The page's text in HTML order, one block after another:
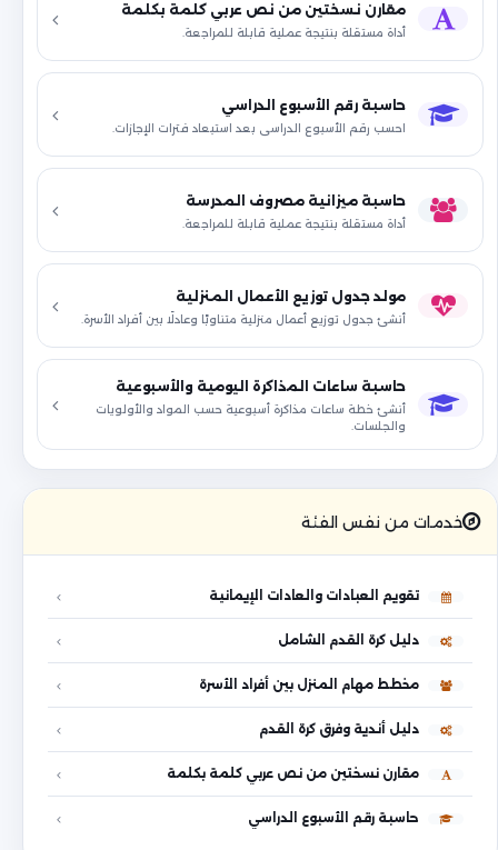
مقارن نسختين من نص عربي كلمة بكلمة
أداة مستقلة بنتيجة عملية قابلة للمراجعة.
حاسبة رقم الأسبوع الدراسي
احسب رقم الأسبوع الدراسي بعد استبعاد فترات الإجازات.
حاسبة ميزانية مصروف المدرسة
أداة مستقلة بنتيجة عملية قابلة للمراجعة.
مولد جدول توزيع الأعمال المنزلية
أنشئ جدول توزيع أعمال منزلية متناوبًا وعادلًا بين أفراد الأسرة.
حاسبة ساعات المذاكرة اليومية والأسبوعية
أنشئ خطة ساعات مذاكرة أسبوعية حسب المواد والأولويات
والجلسات.
خدمات من نفس الفئة
تقويم العبادات والعادات الإيمانية
دليل كرة القدم الشامل
مخطط مهام المنزل بين أفراد الأسرة
دليل أندية وفرق كرة القدم
مقارن نسختين من نص عربي كلمة بكلمة
حاسبة رقم الأسبوع الدراسي